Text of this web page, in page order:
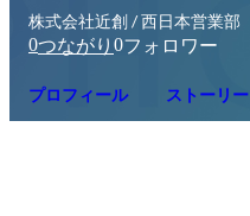
株式会社近創 / 西日本営業部
0つながり 0フォロワー
プロフィール ストーリー